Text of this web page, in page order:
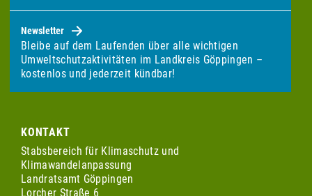
Newsletter
Bleibe auf dem Laufenden über alle wichtigen
Umweltschutzaktivitäten im Landkreis Göppingen –
kostenlos und jederzeit kündbar!
KONTAKT
Stabsbereich für Klimaschutz und
Klimawandelanpassung
Landratsamt Göppingen
Lorcher Straße 6